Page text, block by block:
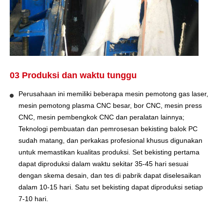
03 Produksi dan waktu tunggu
Perusahaan ini memiliki beberapa mesin pemotong gas laser,
mesin pemotong plasma CNC besar, bor CNC, mesin press
CNC, mesin pembengkok CNC dan peralatan lainnya;
Teknologi pembuatan dan pemrosesan bekisting balok PC
sudah matang, dan perkakas profesional khusus digunakan
untuk memastikan kualitas produksi. Set bekisting pertama
dapat diproduksi dalam waktu sekitar 35-45 hari sesuai
dengan skema desain, dan tes di pabrik dapat diselesaikan
dalam 10-15 hari. Satu set bekisting dapat diproduksi setiap
7-10 hari.